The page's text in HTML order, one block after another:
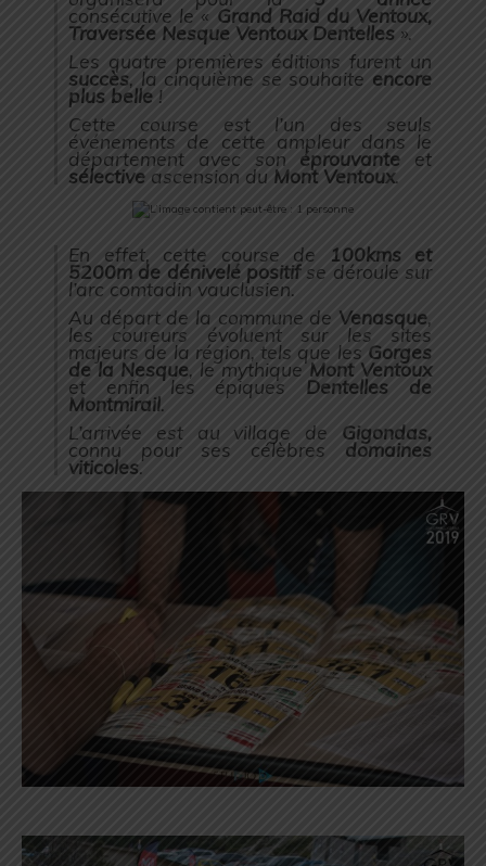
consécutive le « Grand Raid du Ventoux,
Traversée Nesque Ventoux Dentelles ».
Les quatre premières éditions furent un
succès, la cinquième se souhaite encore
plus belle !
Cette course est l’un des seuls
événements de cette ampleur dans le
département avec son éprouvante et
sélective ascension du Mont Ventoux.
En effet, cette course de 100kms et
5200m de dénivelé positifse déroule sur
l’arc comtadin vauclusien.
Au départ de la commune de Venasque,
les coureurs évoluent sur les sites
majeurs de la région, tels que les Gorges
de la Nesque, le mythiqueMont Ventoux
et enfin les épiques Dentelles de
Montmirail.
L’arrivée est au village de Gigondas,
connu pour ses célèbres domaines
viticoles.